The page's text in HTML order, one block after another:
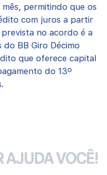
permitindo que os
com juros a partir
no acordo é a
BB Giro Décimo
que oferece capital
do 13º
AJUDA VOCÊ!